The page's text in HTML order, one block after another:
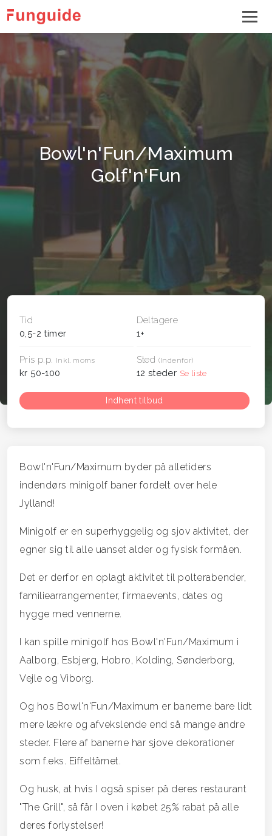
Bowl'n'Fun/Maximum
Golf'n'Fun
Tid
0,5-2 timer
Deltagere
1+
Pris p.p. Inkl. moms
kr 50-100
Sted (Indenfor)
12 steder Se liste
Indhent tilbud
Bowl'n'Fun/Maximum byder på alletiders
indendørs minigolf baner fordelt over hele
Jylland!
Minigolf er en superhyggelig og sjov aktivitet, der
egner sig til alle uanset alder og fysisk formåen.
Det er derfor en oplagt aktivitet til polterabender,
familiearrangementer, firmaevents, dates og
hygge med vennerne.
I kan spille minigolf hos Bowl'n'Fun/Maximum i
Aalborg, Esbjerg, Hobro, Kolding, Sønderborg,
Vejle og Viborg.
Og hos Bowl'n'Fun/Maximum er banerne bare lidt
mere lækre og afvekslende end så mange andre
steder. Flere af banerne har sjove dekorationer
som f.eks. Eiffeltårnet.
Og husk, at hvis I også spiser på deres restaurant
"The Grill", så får I oven i købet 25% rabat på alle
deres forlystelser!